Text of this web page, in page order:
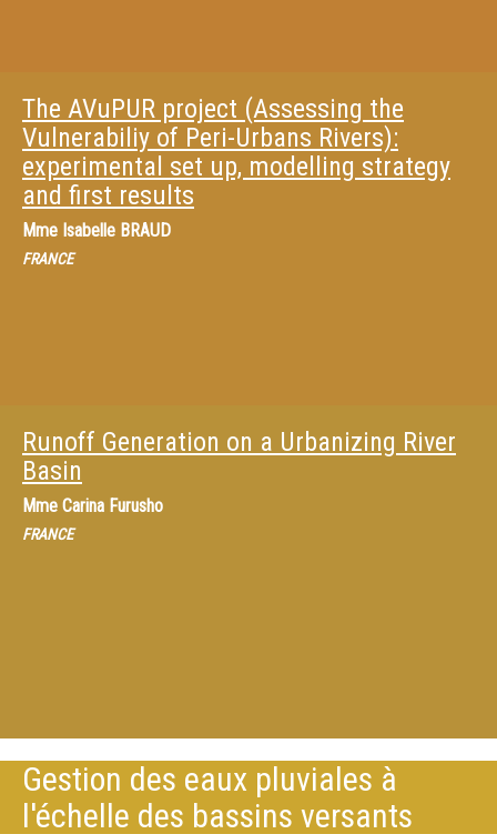
The AVuPUR project (Assessing the
Vulnerabiliy of Peri-Urbans Rivers):
experimental set up, modelling strategy
and first results
Mme Isabelle BRAUD
FRANCE
Runoff Generation on a Urbanizing River
Basin
Mme Carina Furusho
FRANCE
Gestion des eaux pluviales à
l'échelle des bassins versants